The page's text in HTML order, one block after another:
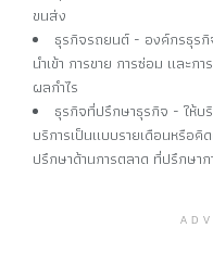
ขนส่ง
ธุรกิจรถยนต์ - องค์กรธุรกิ
นำเข้า การขาย การซ่อม และก
ผลกำไร
ธุรกิจที่ปรึกษาธุรกิจ - ให้บ
บริการเป็นแบบรายเดือนหรือคิ
ปรึกษาด้านการตลาด ที่ปรึกษา